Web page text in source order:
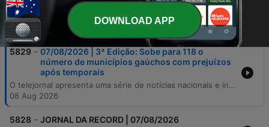
Episodes
5829 - 07/08/2026 | 3ª Edição: Sobe para 118 o
número de municípios gaúchos com prejuízos
após temporais
O telejornal apresenta uma série de notícias nacionais e internacionais, abrangendo desde os impactos de temporais e ciclones no Rio Grande do Sul e São Paulo até atualizações políticas sobre candidaturas presidenciais e estaduais. O programa também aborda temas de segurança pública, saúde, tecnologia e política internacional. O episódio discute o uso de IA para criar novos vírus, a condenação da Meta por negligência com menores e os impactos das queimadas em vinícolas francesas. Além disso, aborda o alto custo da energia elétrica no Brasil devido a encargos e impostos, bem como o crescimento do mercado de veículos elétricos.
08 Aug 2026
5828 - JORNAL DA RECORD | 07/08/2026
DOWNLOAD APP